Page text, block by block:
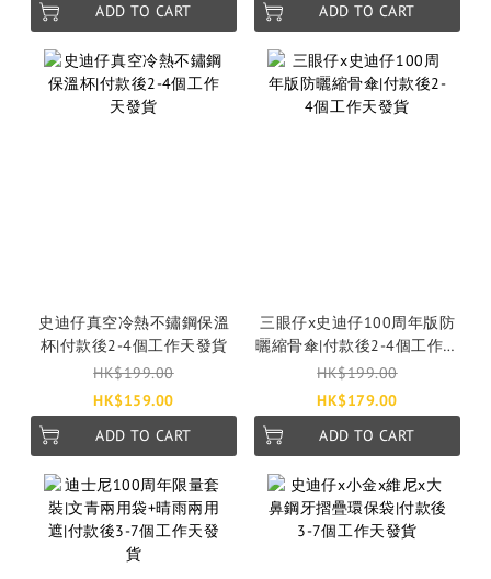
ADD TO CART
ADD TO CART
史迪仔真空冷熱不鏽鋼保溫
杯|付款後2-4個工作天發貨
HK$199.00
HK$159.00
ADD TO CART
三眼仔x史迪仔100周年版防
曬縮骨傘|付款後2-4個工作天
發貨
HK$199.00
HK$179.00
ADD TO CART